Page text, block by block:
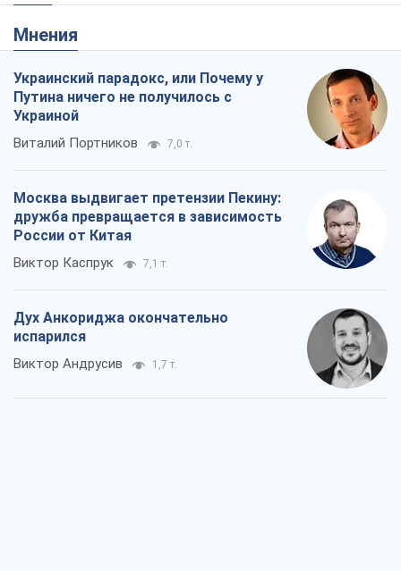
Мнения
Украинский парадокс, или Почему у
Путина ничего не получилось с
Украиной
Виталий Портников 7,0 т.
Москва выдвигает претензии Пекину:
дружба превращается в зависимость
России от Китая
Виктор Каспрук 7,1 т.
Дух Анкориджа окончательно
испарился
Виктор Андрусив 1,7 т.